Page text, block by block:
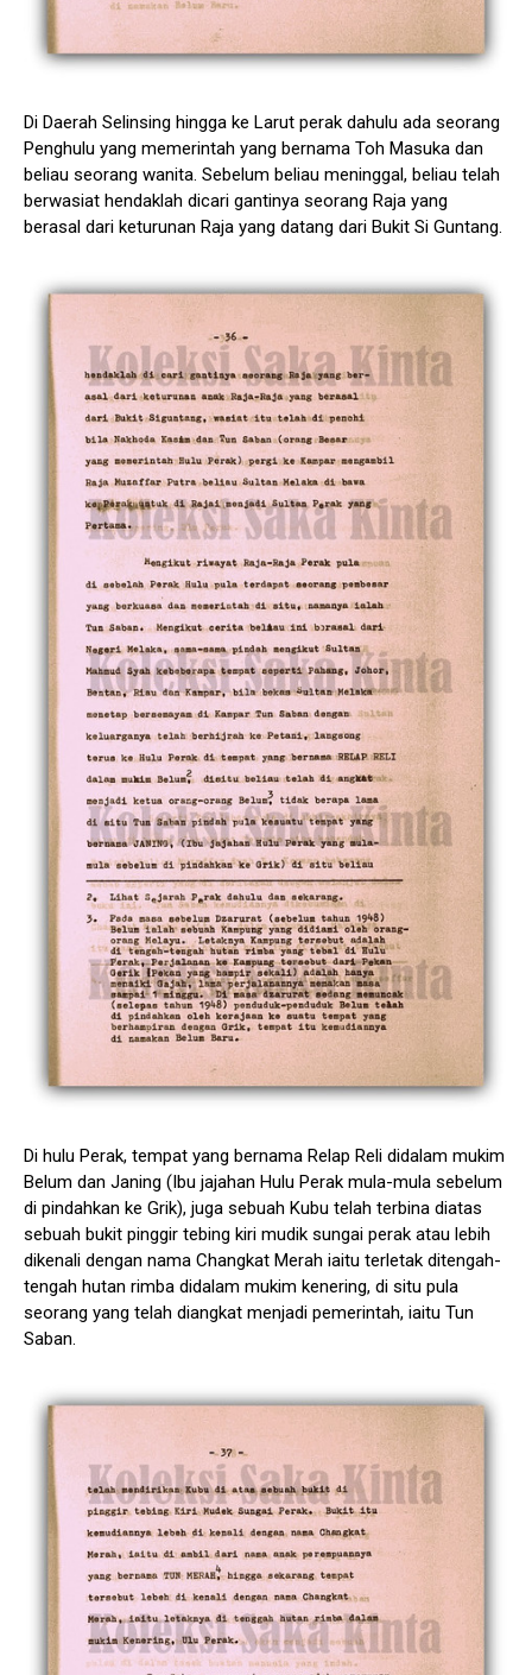
Di Daerah Selinsing hingga ke Larut perak dahulu ada seorang
Penghulu yang memerintah yang bernama Toh Masuka dan
beliau seorang wanita. Sebelum beliau meninggal, beliau telah
berwasiat hendaklah dicari gantinya seorang Raja yang
berasal dari keturunan Raja yang datang dari Bukit Si Guntang.
Di hulu Perak, tempat yang bernama Relap Reli didalam mukim
Belum dan Janing (Ibu jajahan Hulu Perak mula-mula sebelum
di pindahkan ke Grik), juga sebuah Kubu telah terbina diatas
sebuah bukit pinggir tebing kiri mudik sungai perak atau lebih
dikenali dengan nama Changkat Merah iaitu terletak ditengah-
tengah hutan rimba didalam mukim kenering, di situ pula
seorang yang telah diangkat menjadi pemerintah, iaitu Tun
Saban.